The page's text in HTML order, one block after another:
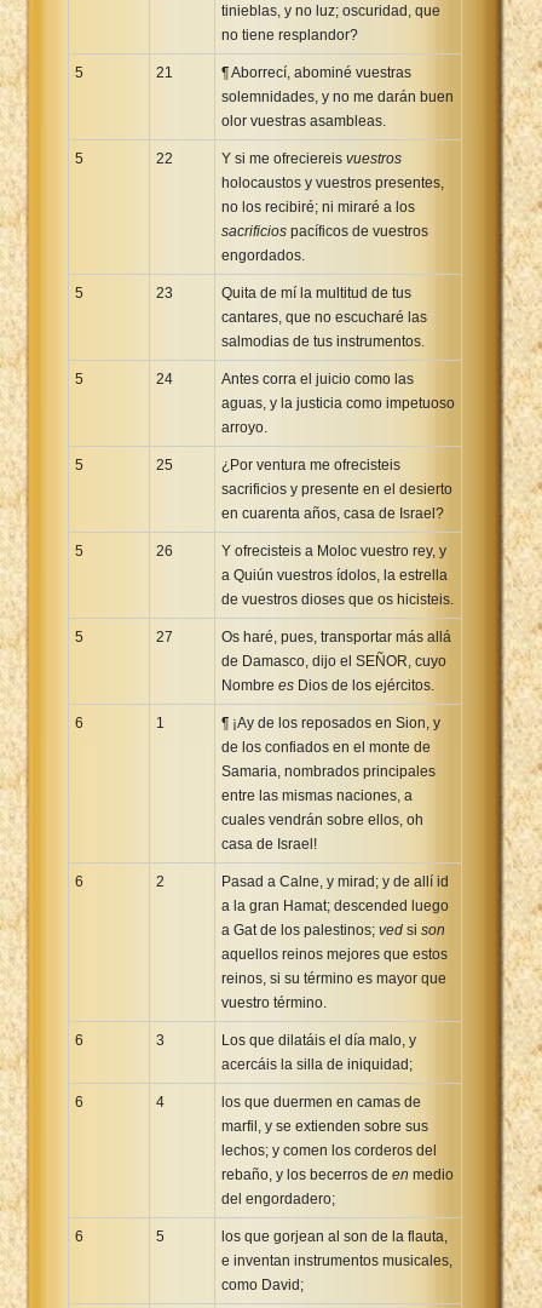
tinieblas, y no luz; oscuridad, que
no tiene resplandor?
5 21
¶ Aborrecí, abominé vuestras
solemnidades, y no me darán buen
olor vuestras asambleas.
5 22 Y si me ofreciereis vuestros
holocaustos y vuestros presentes,
no los recibiré; ni miraré a los
sacrificios pacíficos de vuestros
engordados.
5 23
Quita de mí la multitud de tus
cantares, que no escucharé las
salmodias de tus instrumentos.
5 24
Antes corra el juicio como las
aguas, y la justicia como impetuoso
arroyo.
5 25
¿Por ventura me ofrecisteis
sacrificios y presente en el desierto
en cuarenta años, casa de Israel?
5 26
Y ofrecisteis a Moloc vuestro rey, y
a Quiún vuestros ídolos, la estrella
de vuestros dioses que os hicisteis.
5 27
Os haré, pues, transportar más allá
de Damasco, dijo el SEÑOR, cuyo
Nombre es Dios de los ejércitos.
6 1
¶ ¡Ay de los reposados en Sion, y
de los confiados en el monte de
Samaria, nombrados principales
entre las mismas naciones, a
cuales vendrán sobre ellos, oh
casa de Israel!
6 2
Pasad a Calne, y mirad; y de allí id
a la gran Hamat; descended luego
a Gat de los palestinos; ved si son
aquellos reinos mejores que estos
reinos, si su término es mayor que
vuestro término.
6 3
Los que dilatáis el día malo, y
acercáis la silla de iniquidad;
6 4
los que duermen en camas de
marfil, y se extienden sobre sus
lechos; y comen los corderos del
rebaño, y los becerros de en medio
del engordadero;
6 5
los que gorjean al son de la flauta,
e inventan instrumentos musicales,
como David;